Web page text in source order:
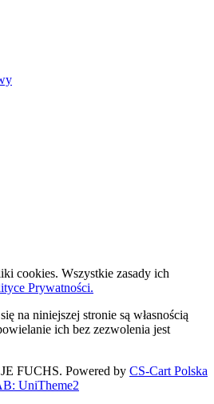
cookies. Wszystkie zasady ich
Prywatności.
na niniejszej stronie są własnością
ich bez zezwolenia jest
FUCHS. Powered by CS-Cart Polska
UniTheme2